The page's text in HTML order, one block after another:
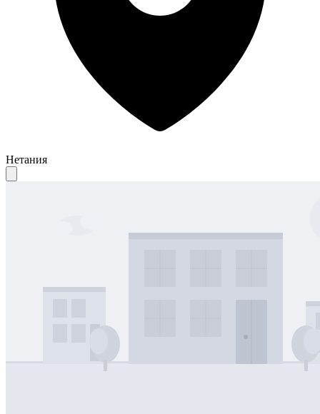
Нетания